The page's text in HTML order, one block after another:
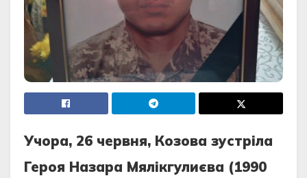
Учора, 26 червня, Козова зустріла
Героя Назара Мялікгулиєва (1990